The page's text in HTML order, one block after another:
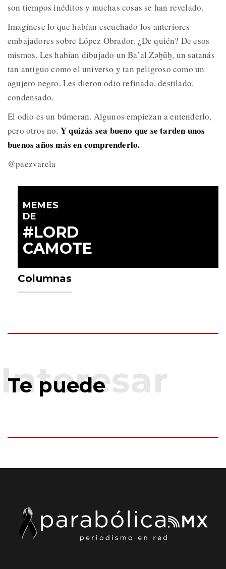
son tiempos inéditos y muchas cosas se han revelado.
Imagínese lo que habían escuchado los anteriores
embajadores sobre López Obrador. ¿De quién? De esos
mismos. Les habían dibujado un Ba’al Zəḇūḇ, un satanás
tan antiguo como el universo y tan peligroso como un
agujero negro. Les dieron odio refinado, destilado,
condensado.
El odio es un búmeran. Algunos empiezan a entenderlo,
pero otros no. Y quizás sea bueno que se tarden unos
buenos años más en comprenderlo.
@paezvarela
MEMES
DE
#LORD
CAMOTE
Columnas
Te puede